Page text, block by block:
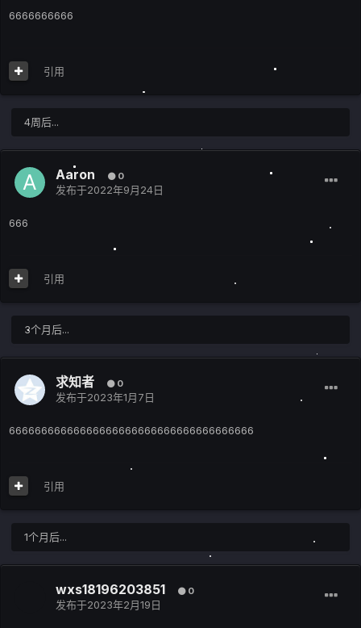
6666666666
引用
4周后...
Aaron 0
发布于2022年9月24日
666
引用
3个月后...
求知者 0
发布于2023年1月7日
66666666666666666666666666666666666666
引用
1个月后...
wxs18196203851 0
发布于2023年2月19日